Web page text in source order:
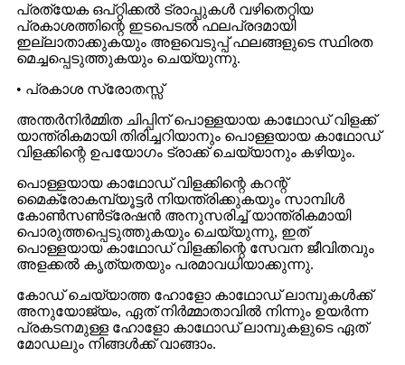
പ്രത്യേക ഒപ്റ്റിക്കൽ ട്രാപ്പുകൾ വഴിതെറ്റിയ
പ്രകാശത്തിന്റെ ഇടപെടൽ ഫലപ്രദമായി
ഇല്ലാതാക്കുകയും അളവെടുപ്പ് ഫലങ്ങളുടെ സ്ഥിരത
മെച്ചപ്പെടുത്തുകയും ചെയ്യുന്നു.
• പ്രകാശ സ്രോതസ്സ്
അന്തർനിർമ്മിത ചിപ്പിന് പൊള്ളയായ കാഥോഡ് വിളക്ക്
യാന്ത്രികമായി തിരിച്ചറിയാനും പൊള്ളയായ കാഥോഡ്
വിളക്കിന്റെ ഉപയോഗം ട്രാക്ക് ചെയ്യാനും കഴിയും.
പൊള്ളയായ കാഥോഡ് വിളക്കിന്റെ കറന്റ്
മൈക്രോകമ്പ്യൂട്ടർ നിയന്ത്രിക്കുകയും സാമ്പിൾ
കോൺസൺട്രേഷൻ അനുസരിച്ച് യാന്ത്രികമായി
പൊരുത്തപ്പെടുത്തുകയും ചെയ്യുന്നു, ഇത്
പൊള്ളയായ കാഥോഡ് വിളക്കിന്റെ സേവന ജീവിതവും
അളക്കൽ കൃത്യതയും പരമാവധിയാക്കുന്നു.
കോഡ് ചെയ്യാത്ത ഹോളോ കാഥോഡ് ലാമ്പുകൾക്ക്
അനുയോജ്യം, ഏത് നിർമ്മാതാവിൽ നിന്നും ഉയർന്ന
പ്രകടനമുള്ള ഹോളോ കാഥോഡ് ലാമ്പുകളുടെ ഏത്
മോഡലും നിങ്ങൾക്ക് വാങ്ങാം.